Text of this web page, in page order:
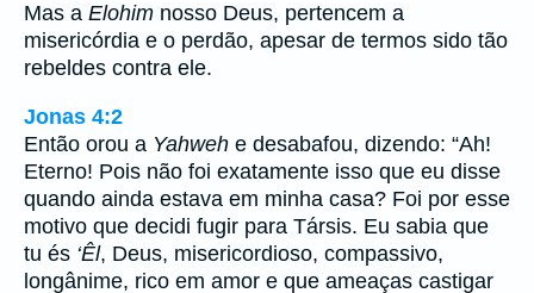
Mas a Elohim nosso Deus, pertencem a
misericórdia e o perdão, apesar de termos sido tão
rebeldes contra ele.
Jonas 4:2
Então orou a Yahweh e desabafou, dizendo: “Ah!
Eterno! Pois não foi exatamente isso que eu disse
quando ainda estava em minha casa? Foi por esse
motivo que decidi fugir para Társis. Eu sabia que
tu és ‘Êl, Deus, misericordioso, compassivo,
longânime, rico em amor e que ameaças castigar